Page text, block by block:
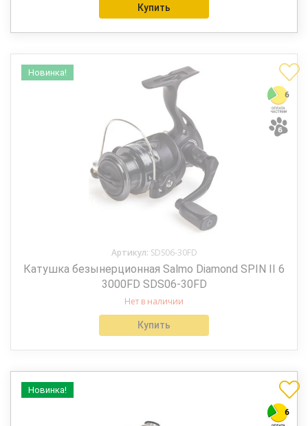
Купить
Новинка!
Артикул: SDS06-30FD
Катушка безынерционная Salmo Diamond SPIN II 6
3000FD SDS06-30FD
Нет в наличии
Купить
Новинка!